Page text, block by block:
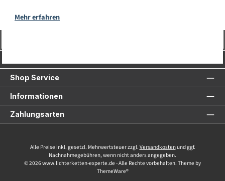
Mehr erfahren
Shop Service
Informationen
Zahlungsarten
Alle Preise inkl. gesetzl. Mehrwertsteuer zzgl. Versandkostenund ggf.
Nachnahmegebühren, wenn nicht anders angegeben.
© 2026 www.lichterketten-experte.de - Alle Rechte vorbehalten. Theme by
ThemeWare®